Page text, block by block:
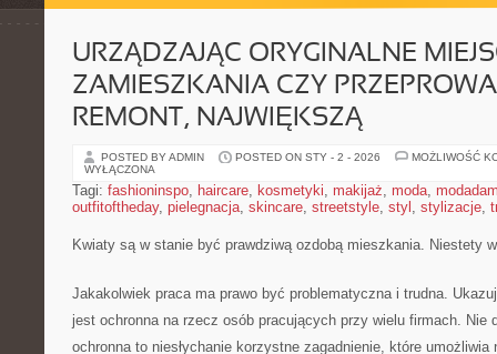
URZĄDZAJĄC ORYGINALNE
ZAMIESZKANIA CZY
REMONT, NAJWIĘKSZĄ
POSTED BY ADMIN POSTED ON STY - 2 - 2026
MOŻLIWOŚĆ
WYŁĄCZONA
Tagi: fashioninspo, haircare, kosmetyki, makijaż, moda,
outfitoftheday, pielegnacja, skincare, streetstyle, styl , stylizacje,
Kwiaty są w stanie być prawdziwą ozdobą mieszkania. Niestety
Jakakolwiek praca ma prawo być problematyczna i trudna.
jest ochronna na rzecz osób pracujących przy wielu firmach. Nie
ochronna to niesłychanie korzystne zagadnienie, które umożliwia